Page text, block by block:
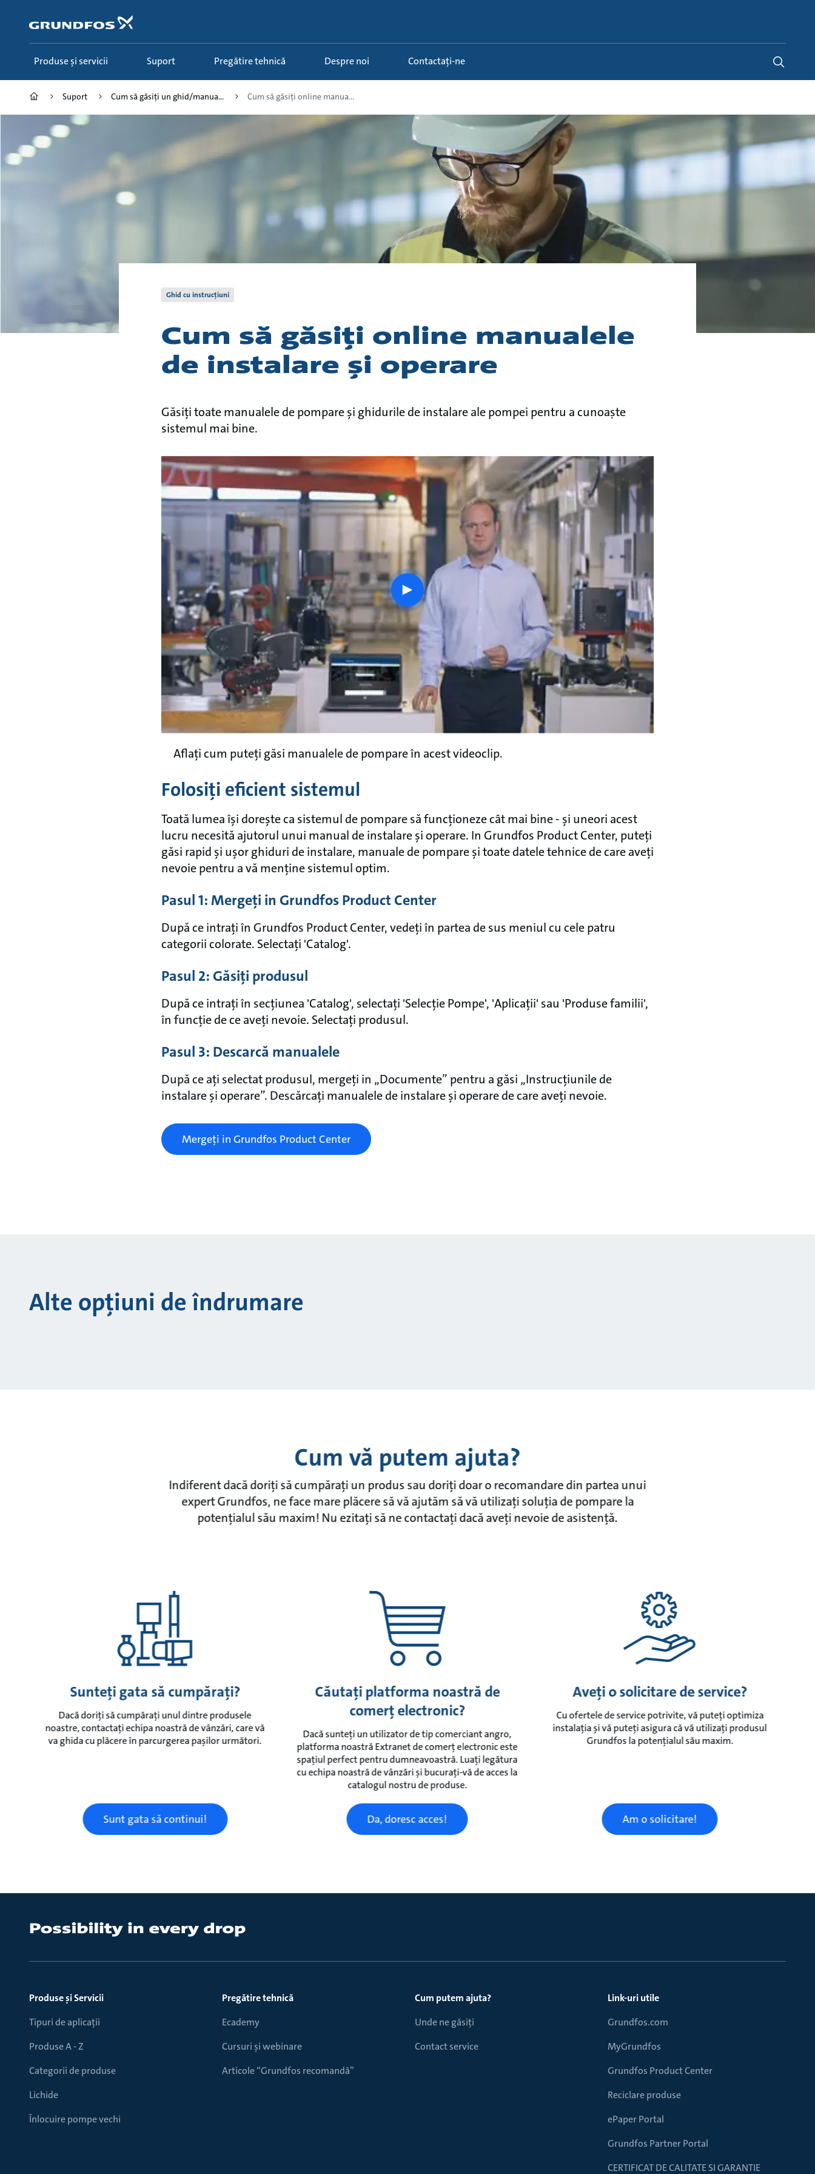
conținutul
principal
Produse și servicii Suport Pregătire tehnică Despre noi Contactați-ne
Suport Cum să găsiți un ghid/manua... Cum să găsiți online manua...
Ghid cu instrucțiuni
Cum să găsiți online manualele
de instalare și operare
Găsiți toate manualele de pompare și ghidurile de instalare ale pompei pentru a cunoaṣte
sistemul mai bine.
play
button
Aflați cum puteți găsi manualele de pompare în acest videoclip.
Folosiți eficient sistemul
Toată lumea își dorește ca sistemul de pompare să funcționeze cât mai bine - și uneori acest
lucru necesită ajutorul unui manual de instalare și operare. In Grundfos Product Center, puteți
găsi rapid și ușor ghiduri de instalare, manuale de pompare și toate datele tehnice de care aveți
nevoie pentru a vă menține sistemul optim.
Pasul 1: Mergeți in Grundfos Product Center
După ce intrați în Grundfos Product Center, vedeți în partea de sus meniul cu cele patru
categorii colorate. Selectați 'Catalog'.
Pasul 2: Găsiți produsul
După ce intrați în secțiunea 'Catalog', selectați 'Selecție Pompe', 'Aplicații' sau 'Produse familii',
în funcție de ce aveți nevoie. Selectați produsul.
Pasul 3: Descarcă manualele
După ce ați selectat produsul, mergeți in „Documente” pentru a găsi „Instrucțiunile de
instalare și operare”. Descărcați manualele de instalare și operare de care aveți nevoie.
Mergeți in Grundfos Product Center
Alte opțiuni de îndrumare
Cum vă putem ajuta?
Indiferent dacă doriți să cumpărați un produs sau doriți doar o recomandare din partea unui
expert Grundfos, ne face mare plăcere să vă ajutăm să vă utilizați soluția de pompare la
potențialul său maxim! Nu ezitați să ne contactați dacă aveți nevoie de asistență.
Sunteți gata să cumpărați?
Dacă doriți să cumpărați unul dintre produsele
noastre, contactați echipa noastră de vânzări, care vă
va ghida cu plăcere în parcurgerea pașilor următori.
Sunt gata să continui!
Căutați platforma noastră de
comerț electronic?
Dacă sunteți un utilizator de tip comerciant angro,
platforma noastră Extranet de comerț electronic este
spațiul perfect pentru dumneavoastră. Luați legătura
cu echipa noastră de vânzări și bucurați-vă de acces la
catalogul nostru de produse.
Da, doresc acces!
Aveți o solicitare de service?
Cu ofertele de service potrivite, vă puteți optimiza
instalația și vă puteți asigura că vă utilizați produsul
Grundfos la potențialul său maxim.
Am o solicitare!
Produse ṣi Servicii
Tipuri de aplicații
Produse A - Z
Categorii de produse
Lichide
Înlocuire pompe vechi
Pregătire tehnică
Ecademy
Cursuri și webinare
Articole “Grundfos recomandă”
Cum putem ajuta?
Unde ne găsiți
Contact service
Link-uri utile
Grundfos.com
MyGrundfos
Grundfos Product Center
Reciclare produse
ePaper Portal
Grundfos Partner Portal
CERTIFICAT DE CALITATE SI GARANTIE